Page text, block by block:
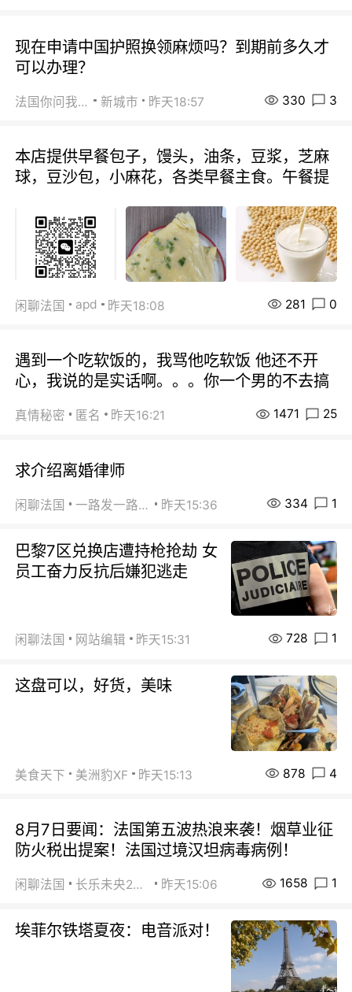
现在申请中国护照换领麻烦吗？到期前多久才
可以办理？
法国你问我答 新城市 昨天18:57 330 3
本店提供早餐包子，馒头，油条，豆浆，芝麻
球，豆沙包，小麻花，各类早餐主食。午餐提
闲聊法国 apd 昨天18:08 281 0
遇到一个吃软饭的，我骂他吃软饭 他还不开
心，我说的是实话啊。。。你一个男的不去搞
真情秘密 匿名 昨天16:21 1471 25
求介绍离婚律师
闲聊法国 一路发一路发 昨天15:36 334 1
巴黎7区兑换店遭持枪抢劫 女
员工奋力反抗后嫌犯逃走
闲聊法国 网站编辑 昨天15:31 728 1
这盘可以，好货，美味
美食天下 美洲豹XF 昨天15:13 878 4
8月7日要闻：法国第五波热浪来袭！烟草业征
防火税出提案！法国过境汉坦病毒病例！
闲聊法国 长乐未央2015 昨天15:06 1658 1
埃菲尔铁塔夏夜：电音派对！